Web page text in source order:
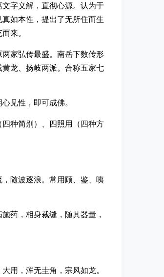
字义解，直彻心源。认为于
如本性，提出了无所住而生
来。
家弘传最盛。南岳下数传形
龙、扬岐两派。合称五家七
见性，即可成佛。
种简别）、四照用（四种方
随波逐浪。常用顾、鉴、咦
药，相身裁缝，随其器量，
用，浑无圭角，宗风如龙。